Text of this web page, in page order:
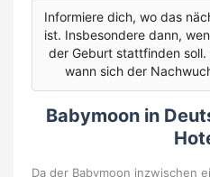
Informiere dich, wo das
ist. Insbesondere dann,
der Geburt stattfinden
wann sich der
Babymoon in
Da der Babymoon inzwischen